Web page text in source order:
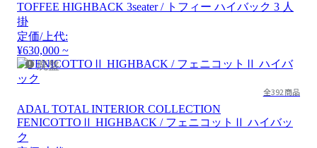
TOFFEE HIGHBACK 3seater / トフィー ハイバック 3 人
掛
定価/上代:
¥630,000 ~
廃盤
全392商品
ADAL TOTAL INTERIOR COLLECTION
FENICOTTOⅡ HIGHBACK / フェニコットⅡ ハイバッ
ク